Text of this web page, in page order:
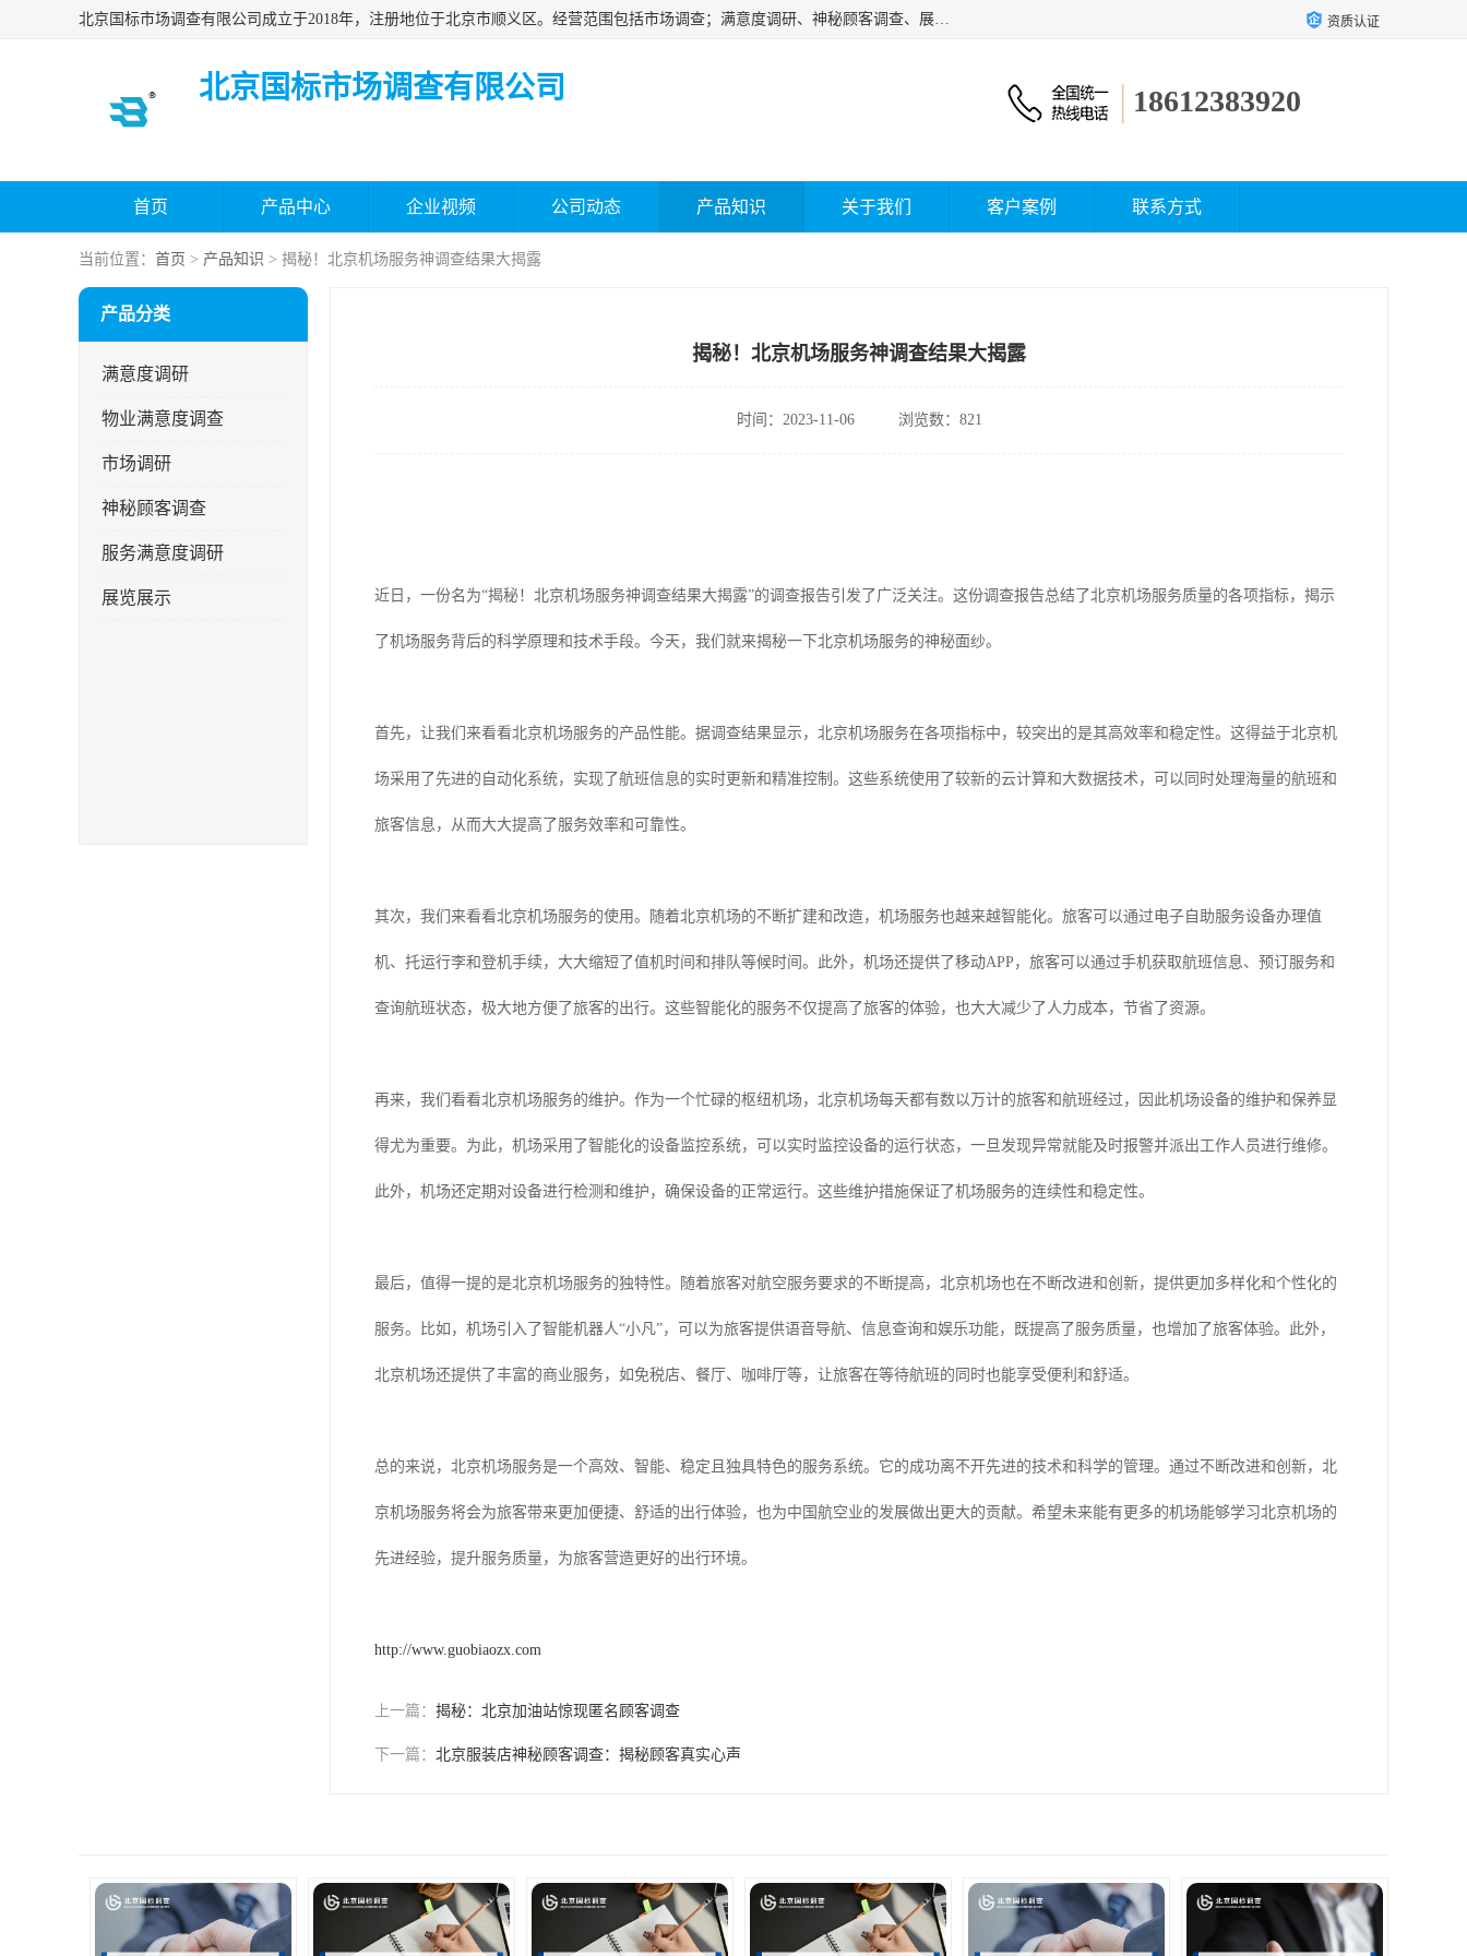
北京国标市场调查有限公司成立于2018年，注册地位于北京市顺义区。经营范围包括市场调查；满意度调研、神秘顾客调查、展览展示等；房地产信息咨询。 资质认证
北京国标市场调查有限公司 18612383920
首页 产品中心 企业视频 公司动态 产品知识 关于我们 客户案例 联系方式
当前位置： 首页 > 产品知识 > 揭秘！北京机场服务神调查结果大揭露
产品分类
满意度调研
物业满意度调查
市场调研
神秘顾客调查
服务满意度调研
展览展示
揭秘！北京机场服务神调查结果大揭露
时间：2023-11-06 浏览数：821
近日，一份名为“揭秘！北京机场服务神调查结果大揭露”的调查报告引发了广泛关注。这份调查报告总结了北京机场服务质量的各项指标，揭示
了机场服务背后的科学原理和技术手段。今天，我们就来揭秘一下北京机场服务的神秘面纱。
首先，让我们来看看北京机场服务的产品性能。据调查结果显示，北京机场服务在各项指标中，较突出的是其高效率和稳定性。这得益于北京机
场采用了先进的自动化系统，实现了航班信息的实时更新和精准控制。这些系统使用了较新的云计算和大数据技术，可以同时处理海量的航班和
旅客信息，从而大大提高了服务效率和可靠性。
其次，我们来看看北京机场服务的使用。随着北京机场的不断扩建和改造，机场服务也越来越智能化。旅客可以通过电子自助服务设备办理值
机、托运行李和登机手续，大大缩短了值机时间和排队等候时间。此外，机场还提供了移动APP，旅客可以通过手机获取航班信息、预订服务和
查询航班状态，极大地方便了旅客的出行。这些智能化的服务不仅提高了旅客的体验，也大大减少了人力成本，节省了资源。
再来，我们看看北京机场服务的维护。作为一个忙碌的枢纽机场，北京机场每天都有数以万计的旅客和航班经过，因此机场设备的维护和保养显
得尤为重要。为此，机场采用了智能化的设备监控系统，可以实时监控设备的运行状态，一旦发现异常就能及时报警并派出工作人员进行维修。
此外，机场还定期对设备进行检测和维护，确保设备的正常运行。这些维护措施保证了机场服务的连续性和稳定性。
最后，值得一提的是北京机场服务的独特性。随着旅客对航空服务要求的不断提高，北京机场也在不断改进和创新，提供更加多样化和个性化的
服务。比如，机场引入了智能机器人“小凡”，可以为旅客提供语音导航、信息查询和娱乐功能，既提高了服务质量，也增加了旅客体验。此外，
北京机场还提供了丰富的商业服务，如免税店、餐厅、咖啡厅等，让旅客在等待航班的同时也能享受便利和舒适。
总的来说，北京机场服务是一个高效、智能、稳定且独具特色的服务系统。它的成功离不开先进的技术和科学的管理。通过不断改进和创新，北
京机场服务将会为旅客带来更加便捷、舒适的出行体验，也为中国航空业的发展做出更大的贡献。希望未来能有更多的机场能够学习北京机场的
先进经验，提升服务质量，为旅客营造更好的出行环境。
http://www.guobiaozx.com
上一篇： 揭秘：北京加油站惊现匿名顾客调查
下一篇： 北京服装店神秘顾客调查：揭秘顾客真实心声